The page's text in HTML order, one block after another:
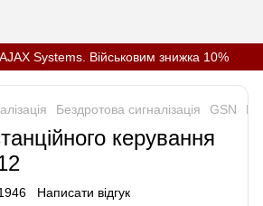
Systems. Військовим знижка 10%
Бездротова сигналізація GSN
керування
Написати відгук